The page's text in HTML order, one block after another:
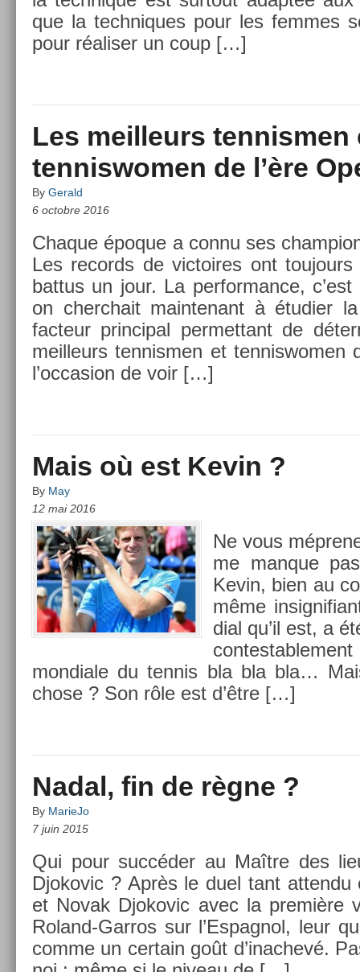
que la tech­niques pour les fem­mes
pour réalis­er un coup […]
Les meilleurs tennismen
tenniswomen de l’ère
By Gerald
6 octobre 2016
Chaque époque a connu ses
Les re­cords de vic­toires ont
bat­tus un jour. La per­for­mance,
on cherchait main­tenant à étudi­er
fac­teur prin­cip­al per­met­tant de
meil­leurs ten­nism­en et ten­niswom­en
l’oc­cas­ion de voir […]
Mais où est Kevin ?
By May
12 mai 2016
Ne vous
me man­que
Kevin, bien au
même
di­al qu’il est, a
mon­diale du ten­nis bla bla bla…
chose ? Son rôle est d’être […]
Nadal, fin de règne ?
By MarieJo
7 juin 2015
Qui pour succéder au Maître des
Djokovic ? Après le duel tant at­tendu
et Novak Djokovic avec la première
Roland-Garros sur l’Es­pagnol, leur
comme un cer­tain goût d’inac­hevé.